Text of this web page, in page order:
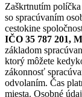
Zaškrtnutím
so spracúvaním
cestokine
IČO 35 787 201,
základom
ktorý môžete
zákonnosť
odvolaním. Čas
miesta. Osobné